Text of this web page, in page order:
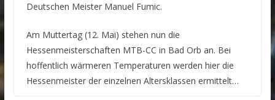
Deutschen Meister Manuel Fumic.
Am Muttertag (12. Mai) stehen nun die
Hessenmeisterschaften MTB-CC in Bad Orb an. Bei
hoffentlich wärmeren Temperaturen werden hier die
Hessenmeister der einzelnen Altersklassen ermittelt…